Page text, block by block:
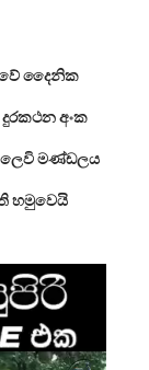
දෛනික
අංක
මණ්ඩලය
හමුවෙයි